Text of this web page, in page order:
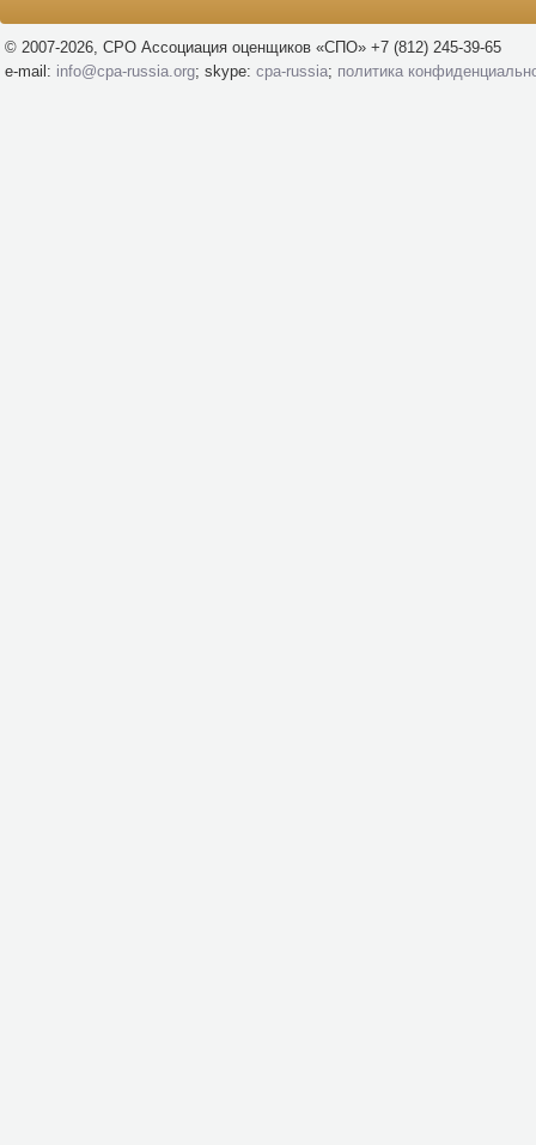
© 2007-2026, СРО Ассоциация оценщиков «СПО» +7 (812) 245-39-65
e-mail: info@cpa-russia.org; skype: cpa-russia; политика